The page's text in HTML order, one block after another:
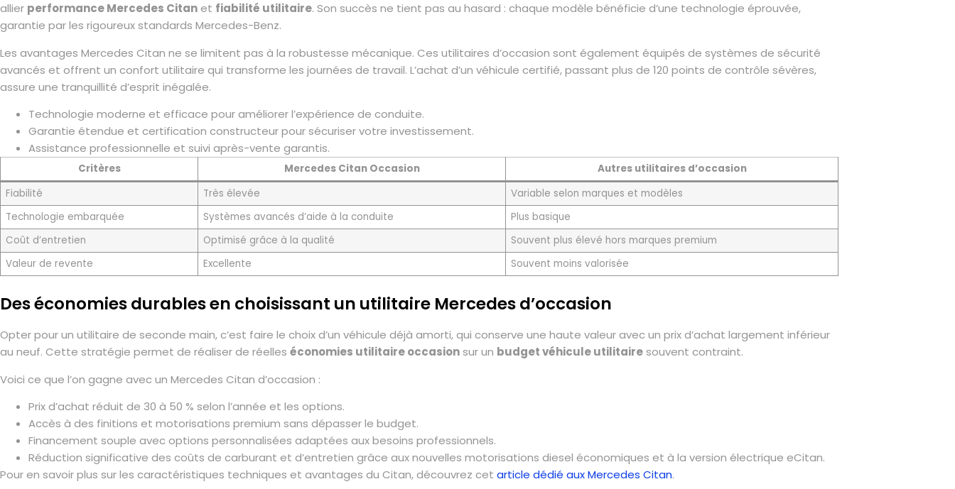
allier performance Mercedes Citanet fiabilité utilitaire. Son succès ne tient pas au hasard : chaque modèle bénéficie d’une technologie éprouvée,
garantie par les rigoureux standards Mercedes-Benz.
Les avantages Mercedes Citan ne se limitent pas à la robustesse mécanique. Ces utilitaires d’occasion sont également équipés de systèmes de sécurité
avancés et offrent un confort utilitaire qui transforme les journées de travail. L’achat d’un véhicule certifié, passant plus de 120 points de contrôle sévères,
assure une tranquillité d’esprit inégalée.
Technologie moderne et efficace pour améliorer l’expérience de conduite.
Garantie étendue et certification constructeur pour sécuriser votre investissement.
Assistance professionnelle et suivi après-vente garantis.
Critères Mercedes Citan Occasion
Autres utilitaires d’occasion
Fiabilité
Très élevée
Variable selon marques et modèles
Technologie embarquée
Systèmes avancés d’aide à la conduite
Plus basique
Coût d’entretien
Optimisé grâce à la qualité
Souvent plus élevé hors marques premium
Valeur de revente
Excellente Souvent moins valorisée
Des économies durables en choisissant un utilitaire Mercedes d’occasion
Opter pour un utilitaire de seconde main, c’est faire le choix d’un véhicule déjà amorti, qui conserve une haute valeur avec un prix d’achat largement inférieur
au neuf. Cette stratégie permet de réaliser de réelles économies utilitaire occasion sur un budget véhicule utilitaire souvent contraint.
Voici ce que l’on gagne avec un Mercedes Citan d’occasion :
Prix d’achat réduit de 30 à 50 % selon l’année et les options.
Accès à des finitions et motorisations premium sans dépasser le budget.
Financement souple avec options personnalisées adaptées aux besoins professionnels.
Réduction significative des coûts de carburant et d’entretien grâce aux nouvelles motorisations diesel économiques et à la version électrique eCitan.
Pour en savoir plus sur les caractéristiques techniques et avantages du Citan, découvrez cet article dédié aux Mercedes Citan.